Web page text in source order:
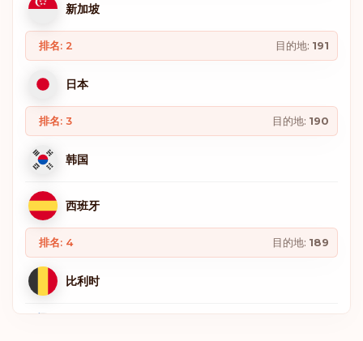
新加坡
排名: 2 目的地: 191
日本
排名: 3 目的地: 190
韩国
西班牙
排名: 4 目的地: 189
比利时